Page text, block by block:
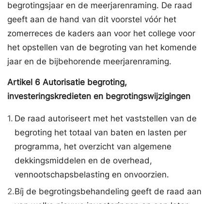
begrotingsjaar en de meerjarenraming. De raad
geeft aan de hand van dit voorstel vóór het
zomerreces de kaders aan voor het college voor
het opstellen van de begroting van het komende
jaar en de bijbehorende meerjarenraming.
Artikel 6 Autorisatie begroting,
investeringskredieten en begrotingswijzigingen
1. De raad autoriseert met het vaststellen van de
begroting het totaal van baten en lasten per
programma, het overzicht van algemene
dekkingsmiddelen en de overhead,
vennootschapsbelasting en onvoorzien.
2.Bíj de begrotingsbehandeling geeft de raad aan